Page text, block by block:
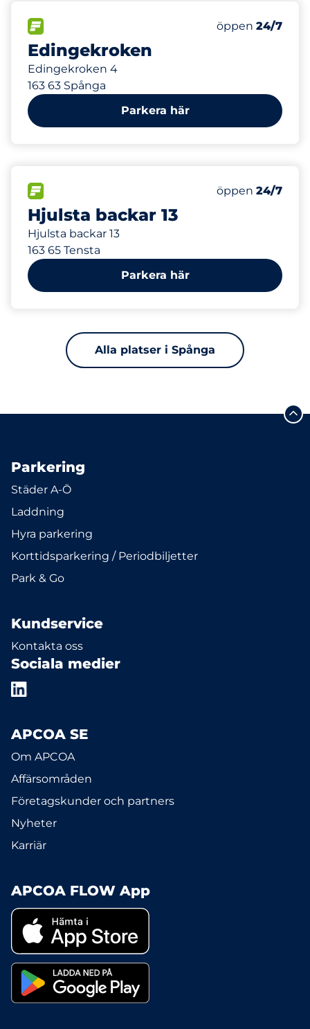
Edingekroken
Edingekroken 4
163 63 Spånga
Antal
Totalt antal
Electric Car
Måndag
öppen 24/7
282 m
Parkera här
Hjulsta backar 13
Hjulsta backar 13
163 65 Tensta
Antal
Totalt antal
Måndag
öppen 24/7
291 m
Parkera här
Alla platser i Spånga
Parkering
Städer A-Ö
Laddning
Hyra parkering
Korttidsparkering / Periodbiljetter
Park & Go
Kundservice
Kontakta oss
Sociala medier
APCOA SE
Om APCOA
Affärsområden
Företagskunder och partners
Nyheter
Karriär
APCOA FLOW App